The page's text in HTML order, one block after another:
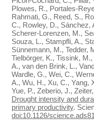
Plowes, R., Portales-
Rahmati, G., Reed, S.,
C., Rowley, D., Sánchez,
Scherer-Lorenzen, M.,
Souza, L., Stampfli, A.,
Sünnemann, M., Tedder,
Tielbörger, K., Tissink,
A., van den Brink, L.,
Wardle, G., Wei, C.,
A., Wu, H., Xu, C., Yang,
Yue, P., Zeberio, J.,
Drought intensity and
primary productivity.
doi:10.1126/